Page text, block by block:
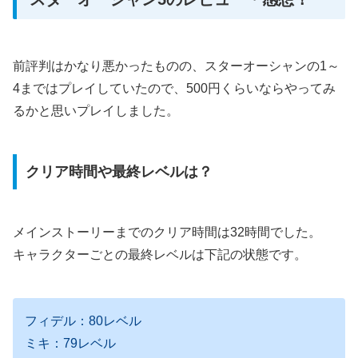
前評判はかなり悪かったものの、スターオーシャンの1～
4まではプレイしていたので、500円くらいならやってみ
るかと思いプレイしました。
クリア時間や最終レベルは？
メインストーリーまでのクリア時間は32時間でした。
キャラクターごとの最終レベルは下記の状態です。
フィデル：80レベル
ミキ：79レベル